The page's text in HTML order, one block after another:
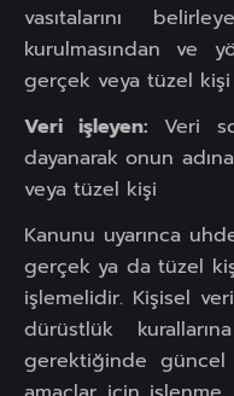
vasıtalarını
kurulmasından ve
gerçek veya tüzel kişi
Veri işleyen: Veri
dayanarak onun
veya tüzel kişi
Kanunu uyarınca
gerçek ya da tüzel
işlemelidir. Kişisel
dürüstlük
gerektiğinde